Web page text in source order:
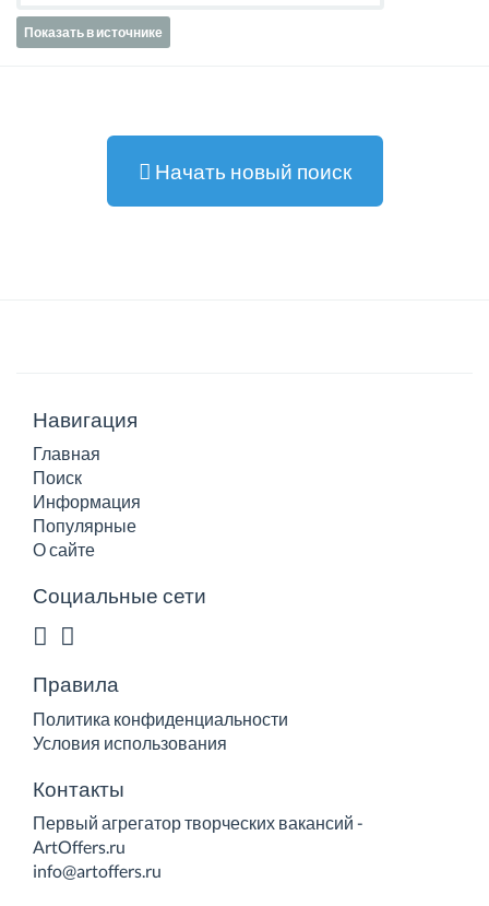
Показать в источнике
Начать новый поиск
Навигация
Главная
Поиск
Информация
Популярные
О сайте
Социальные сети
Правила
Политика конфиденциальности
Условия использования
Контакты
Первый агрегатор творческих вакансий -
ArtOffers.ru
info@artoffers.ru